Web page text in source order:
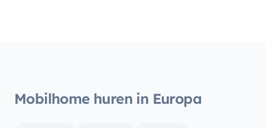
Mobilhome huren in Europa